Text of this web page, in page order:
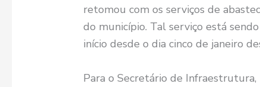
retomou com os serviços de
do município. Tal serviço está
início desde o dia cinco de janeiro
Para o Secretário de